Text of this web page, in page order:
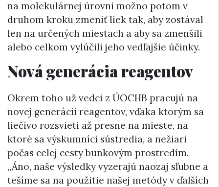
na molekulárnej úrovni možno potom v
druhom kroku zmeniť liek tak, aby zostával
len na určených miestach a aby sa zmenšili
alebo celkom vylúčili jeho vedľajšie účinky.
Nová generácia reagentov
Okrem toho už vedci z ÚOCHB pracujú na
novej generácii reagentov, vďaka ktorým sa
liečivo rozsvieti až presne na mieste, na
ktoré sa výskumníci sústredia, a nežiari
počas celej cesty bunkovým prostredím.
„Áno, naše výsledky vyzerajú naozaj sľubne a
tešíme sa na použitie našej metódy v ďalších